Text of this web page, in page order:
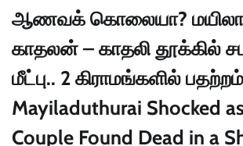
ஆணவக் கொலையா?
காதலன் – காதலி தூக்கில்
மீட்பு.. 2 கிராமங்களில்
Mayiladuthurai Shocked
Couple Found Dead in a